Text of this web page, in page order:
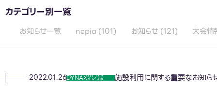
カテゴリー別一覧
お知らせ一覧 nepia (101) お知らせ (121) 大会情
施設利用に関する重要なお知ら
2022.01.26DYNAX沼ノ端